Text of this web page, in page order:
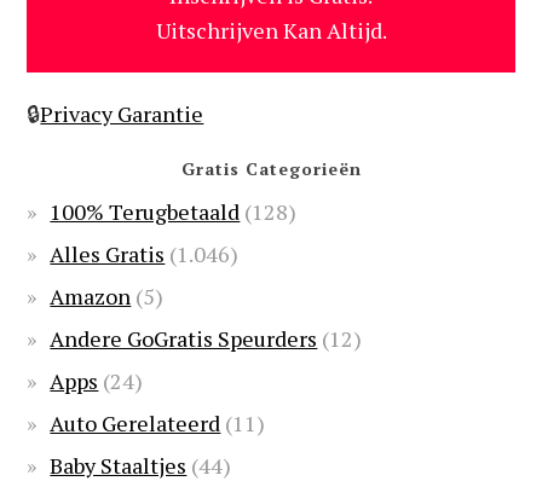
Uitschrijven Kan Altijd.
🔒Privacy Garantie
Gratis Categorieën
100% Terugbetaald (128)
Alles Gratis (1.046)
Amazon (5)
Andere GoGratis Speurders (12)
Apps (24)
Auto Gerelateerd (11)
Baby Staaltjes (44)